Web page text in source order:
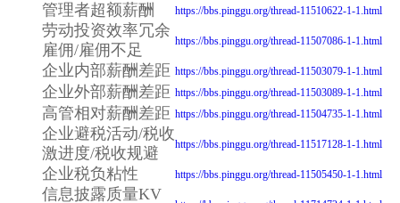
管理者超额薪酬 https://bbs.pinggu.org/thread-11510622-1-1.html
劳动投资效率冗余
雇佣/雇佣不足
https://bbs.pinggu.org/thread-11507086-1-1.html
企业内部薪酬差距 https://bbs.pinggu.org/thread-11503079-1-1.html
企业外部薪酬差距 https://bbs.pinggu.org/thread-11503089-1-1.html
高管相对薪酬差距 https://bbs.pinggu.org/thread-11504735-1-1.html
企业避税活动/税收
激进度/税收规避
https://bbs.pinggu.org/thread-11517128-1-1.html
企业税负粘性 https://bbs.pinggu.org/thread-11505450-1-1.html
信息披露质量KV